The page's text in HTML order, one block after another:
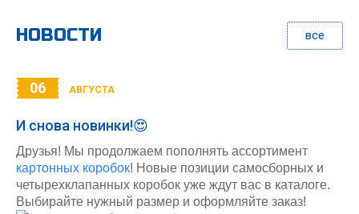
НОВОСТИ все
06 АВГУСТА
И снова новинки!😍
Друзья! Мы продолжаем пополнять ассортимент
картонных коробок! Новые позиции самосборных и
четырехклапанных коробок уже ждут вас в каталоге.
Выбирайте нужный размер и оформляйте заказ!